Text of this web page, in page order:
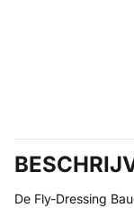
De Fly-Dressing